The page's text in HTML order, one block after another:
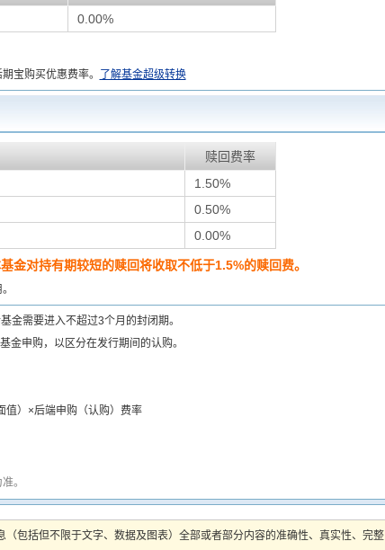
0.00%
宝购买优惠费率。
了解基金超级转换
赎回费率
1.50%
0.50%
0.00%
金对持有期较短的赎回将收取不低于1.5%的赎回费。
金需要进入不超过3个月的封闭期。
金申购，以区分在发行期间的认购。
值）×后端申购（认购）费率
。
包括但不限于文字、数据及图表）全部或者部分内容的准确性、真实性、完整